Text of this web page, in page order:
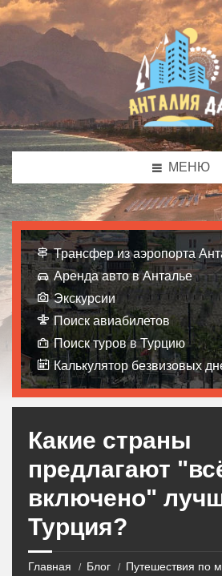
МЕНЮ
Трансфер из аэропорта
Аренда авто в Анталье
Экскурсии
Поиск авиабилетов
Поиск туров в Турцию
Калькулятор безвизовых
Какие страны
предлагают
включено"
Турция?
Главная Блог Путешествия по